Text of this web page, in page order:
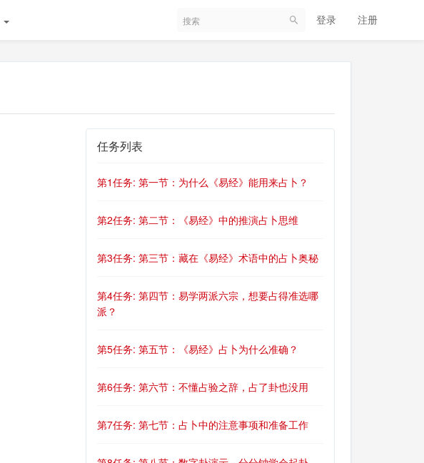
登录 注册
任务列表
第1任务: 第一节：为什么《易经》能用来占卜？
第2任务: 第二节：《易经》中的推演占卜思维
第3任务: 第三节：藏在《易经》术语中的占卜奥秘
第4任务: 第四节：易学两派六宗，想要占得准选哪
派？
第5任务: 第五节：《易经》占卜为什么准确？
第6任务: 第六节：不懂占验之辞，占了卦也没用
第7任务: 第七节：占卜中的注意事项和准备工作